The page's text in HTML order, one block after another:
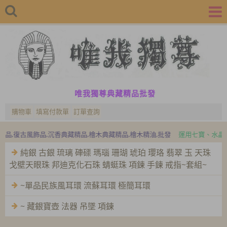
唯我獨尊典藏精品批發
購物車 填寫付款單 訂單查詢
爾飾品,吉普賽飾品,波希米亞風飾品 民族風飾品,復古風飾品,沉香典藏精
純銀 古銀 琉璃 硨磲 瑪瑙 珊瑚 琥珀 瓔珞 翡翠 玉 天珠
戈壁天眼珠 邦迪克化石珠 蜻蜓珠 項鍊 手鍊 戒指~套組~
~單品民族風耳環 流蘇耳環 極簡耳環
~ 藏銀寶壺 法器 吊墜 項鍊